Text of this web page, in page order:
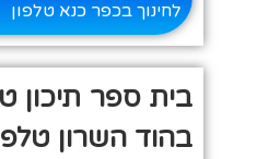
לחינוך בכפר כנא טלפון
בית ספר תיכון
בהוד השרון